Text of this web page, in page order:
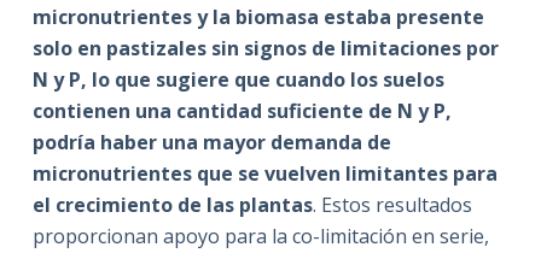
micronutrientes y la biomasa estaba presente
solo en pastizales sin signos de limitaciones por
N y P, lo que sugiere que cuando los suelos
contienen una cantidad suficiente de N y P,
podría haber una mayor demanda de
micronutrientes que se vuelven limitantes para
el crecimiento de las plantas. Estos resultados
proporcionan apoyo para la co-limitación en serie,